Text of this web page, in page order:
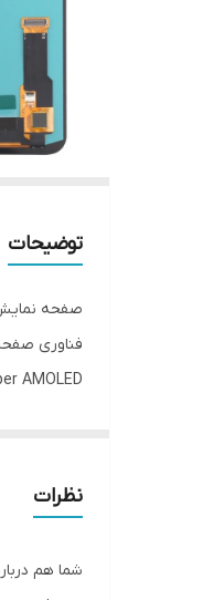
توضیحات
صفحه
فناوری
AMOLED
اندازه
۵.۶ اینچ
نظرات
شما هم